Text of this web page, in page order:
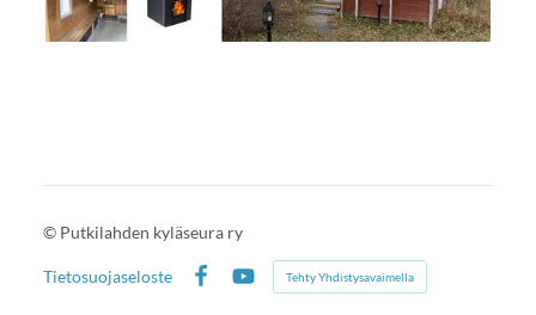
© Putkilahden kyläseura ry
Tietosuojaseloste
YouTube
Tehty Yhdistysavaimella